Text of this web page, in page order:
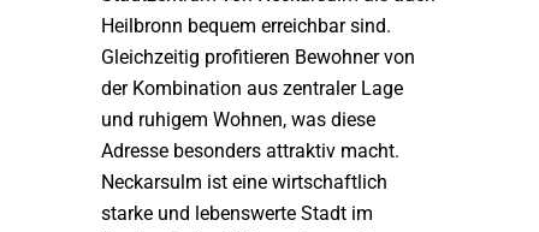
Heilbronn bequem erreichbar sind.
Gleichzeitig profitieren Bewohner von
der Kombination aus zentraler Lage
und ruhigem Wohnen, was diese
Adresse besonders attraktiv macht.
Neckarsulm ist eine wirtschaftlich
starke und lebenswerte Stadt im